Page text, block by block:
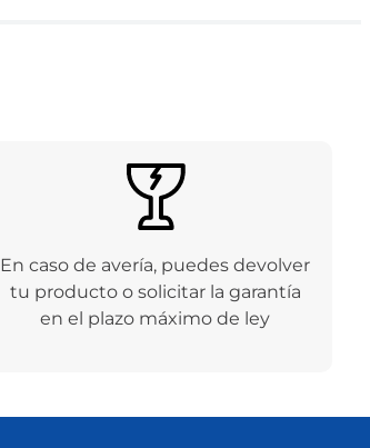
En caso de avería, puedes devolver
tu producto o solicitar la garantía
en el plazo máximo de ley